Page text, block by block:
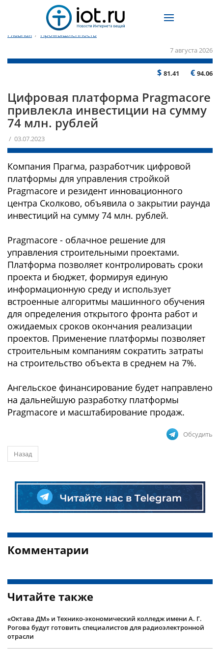
Главная / Промышленность
7 августа 2026
$ 81.41 € 94.06
Цифровая платформа Pragmacore
привлекла инвестиции на сумму
74 млн. рублей
/ 03.07.2023
Компания Прагма, разработчик цифровой
платформы для управления стройкой
Pragmacore и резидент инновационного
центра Сколково, объявила о закрытии раунда
инвестиций на сумму 74 млн. рублей.
Pragmacore - облачное решение для
управления строительными проектами.
Платформа позволяет контролировать сроки
проекта и бюджет, формируя единую
информационную среду и использует
встроенные алгоритмы машинного обучения
для определения открытого фронта работ и
ожидаемых сроков окончания реализации
проектов. Применение платформы позволяет
строительным компаниям сократить затраты
на строительство объекта в среднем на 7%.
Ангельское финансирование будет направлено
на дальнейшую разработку платформы
Pragmacore и масштабирование продаж.
Обсудить
Назад
Комментарии
Читайте также
«Октава ДМ» и Технико-экономический колледж имени А. Г.
Рогова будут готовить специалистов для радиоэлектронной
отрасли